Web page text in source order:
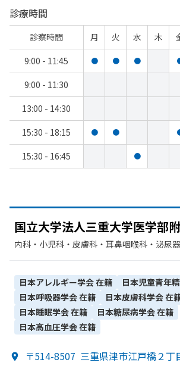
診療時間
診察時間 月 火 水 木
9:00 - 11:45
● ● ●
9:00 - 11:30
13:00 - 14:30
15:30 - 18:15 ● ●
15:30 - 16:45 ●
国立大学法人三重大学医学部
内科・​小児科・​皮膚科・​耳鼻咽喉科・​泌尿
科・​脳神経外科・​麻酔科・​呼吸器外科・​心
科・​乳腺外科・​放射線科・​血液内科・​臨床検
科・​循環器科・​歯科口腔外科・​肝臓内科・外
科・​腫瘍内科・外科・​緩和ケア・​リハビリテ
他・​ペインクリニック・​漢方内科・​リウマチ
日本アレルギー学会在籍 日本児童青年
日本呼吸器学会在籍 日本皮膚科学会在
日本睡眠学会在籍 日本糖尿病学会在籍
日本高血圧学会在籍
〒514-8507 三重県津市江戸橋２丁